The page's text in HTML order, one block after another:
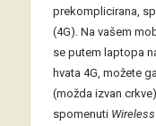
prekomplicirana,
(4G). Na vašem
se putem laptopa
hvata 4G, možete
(možda izvan
spomenuti